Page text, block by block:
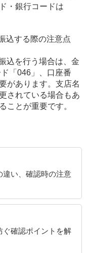
・銀行コードは
込する際の注意点
込を行う場合は、金
「046」、口座番
があります。支店名
されている場合もあ
ことが重要です。
違い、確認時の注意
ぐ確認ポイントを解